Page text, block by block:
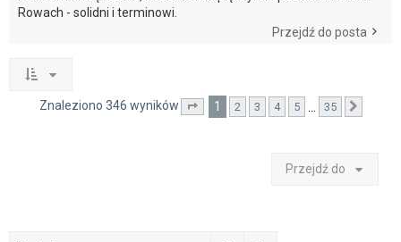
Rowach - solidni i terminowi.
Przejdź do posta
Znaleziono 346 wyników Strona1 35
1 2 3 4 5 35
Przejdź do